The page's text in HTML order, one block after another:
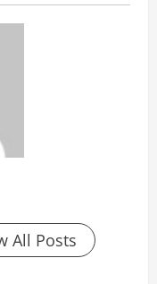
All Posts